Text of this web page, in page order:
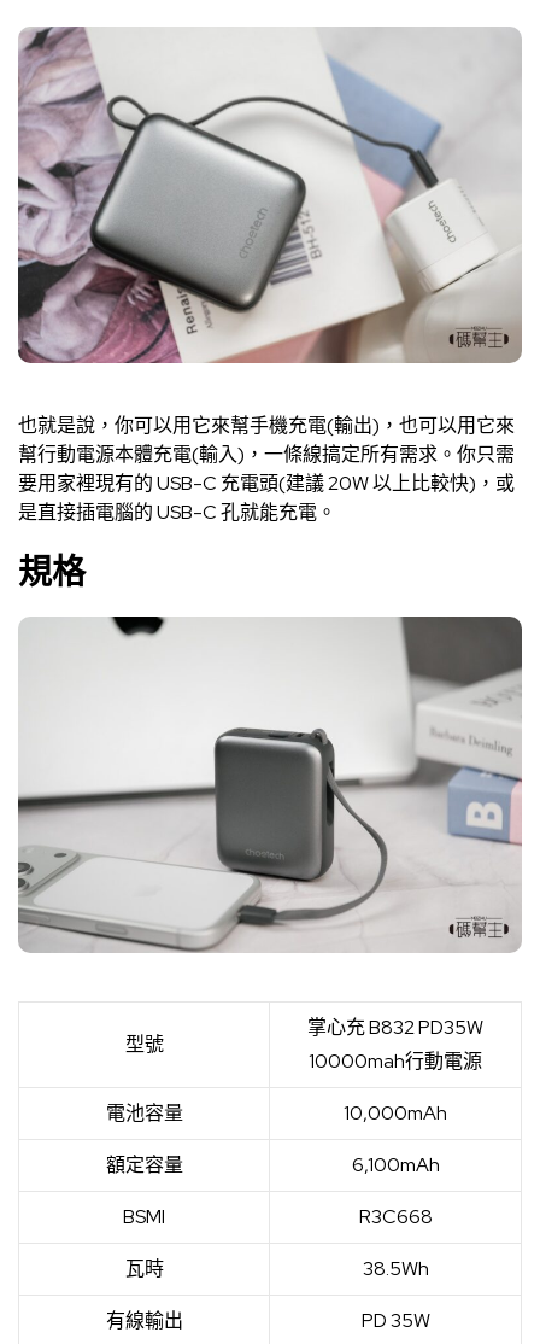
也就是說，你可以用它來幫手機充電(輸出)，也可以用它來
幫行動電源本體充電(輸入)，一條線搞定所有需求。你只需
要用家裡現有的 USB-C 充電頭(建議 20W 以上比較快)，或
是直接插電腦的 USB-C 孔就能充電。
規格
型號
掌心充 B832 PD35W
10000mah行動電源
電池容量 10,000mAh
額定容量 6,100mAh
BSMI R3C668
瓦時 38.5Wh
有線輸出 PD 35W